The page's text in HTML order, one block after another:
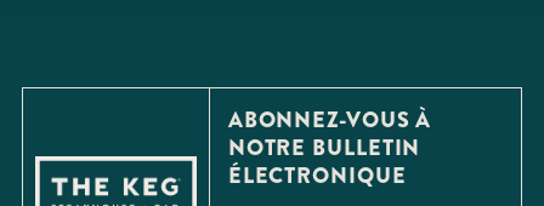
ABONNEZ-VOUS À
NOTRE BULLETIN
ÉLECTRONIQUE